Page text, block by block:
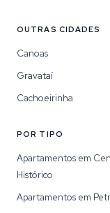
OUTRAS CIDADES
Canoas
Gravataí
Cachoeirinha
POR TIPO
Apartamentos em
Histórico
Apartamentos em